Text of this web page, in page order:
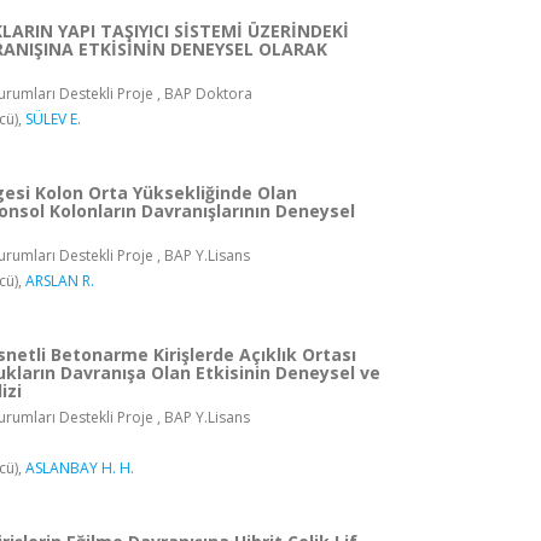
YAPI TAŞIYICI SİSTEMİ ÜZERİNDEKİ
ETKİSİNİN DENEYSEL OLARAK
Destekli Proje , BAP Doktora
SÜLEV E.
Kolon Orta Yüksekliğinde Olan
Kolonların Davranışlarının Deneysel
Destekli Proje , BAP Y.Lisans
ARSLAN R.
Betonarme Kirişlerde Açıklık Ortası
Davranışa Olan Etkisinin Deneysel ve
Destekli Proje , BAP Y.Lisans
ASLANBAY H. H.